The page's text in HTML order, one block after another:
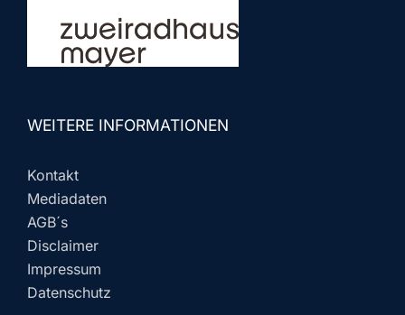
WEITERE INFORMATIONEN
Kontakt
Mediadaten
AGB´s
Disclaimer
Impressum
Datenschutz